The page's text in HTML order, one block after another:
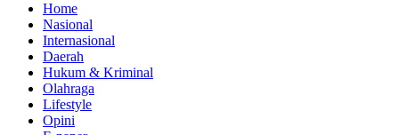
Home
Nasional
Internasional
Daerah
Hukum & Kriminal
Olahraga
Lifestyle
Opini